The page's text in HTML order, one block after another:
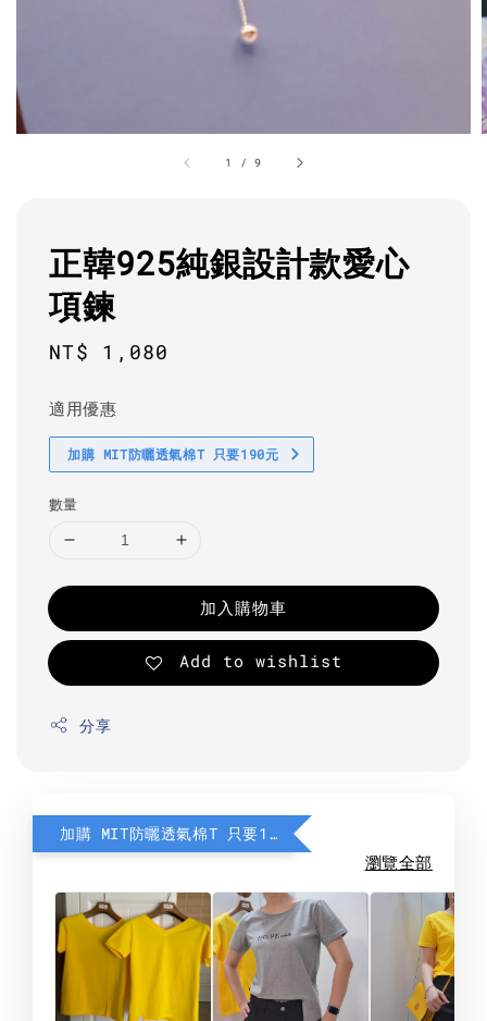
1 /9
正韓925純銀設計款愛心
項鍊
Regular
NT$ 1,080
適用優惠
加購 MIT防曬透氣棉T 只要190元
數量
加入購物車
Add to wishlist
分享
加購 MIT防曬透氣棉T 只要190元
瀏覽全部